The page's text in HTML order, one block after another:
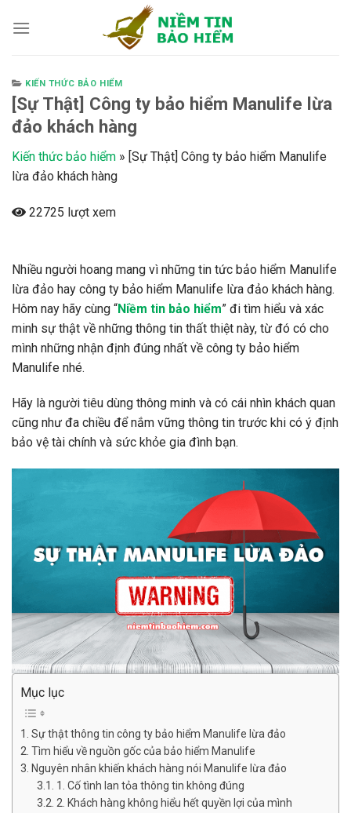
KIẾN THỨC BẢO HIỂM
[Sự Thật] Công ty bảo hiểm Manulife lừa
đảo khách hàng
Kiến thức bảo hiểm » [Sự Thật] Công ty bảo hiểm Manulife
lừa đảo khách hàng
22725 lượt xem
Nhiều người hoang mang vì những tin tức bảo hiểm Manulife
lừa đảo hay công ty bảo hiểm Manulife lừa đảo khách hàng.
Hôm nay hãy cùng “Niềm tin bảo hiểm” đi tìm hiểu và xác
minh sự thật về những thông tin thất thiệt này, từ đó có cho
mình những nhận định đúng nhất về công ty bảo hiểm
Manulife nhé.
Hãy là người tiêu dùng thông minh và có cái nhìn khách quan
cũng như đa chiều để nắm vững thông tin trước khi có ý định
bảo vệ tài chính và sức khỏe gia đình bạn.
Mục lục
Sự thật thông tin công ty bảo hiểm Manulife lừa đảo
Tìm hiểu về nguồn gốc của bảo hiểm Manulife
Nguyên nhân khiến khách hàng nói Manulife lừa đảo
1. Cố tình lan tỏa thông tin không đúng
2. Khách hàng không hiểu hết quyền lợi của mình